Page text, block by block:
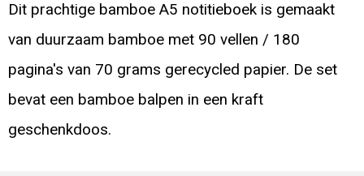
Dit prachtige bamboe A5 notitieboek is gemaakt
van duurzaam bamboe met 90 vellen / 180
pagina's van 70 grams gerecycled papier. De set
bevat een bamboe balpen in een kraft
geschenkdoos.